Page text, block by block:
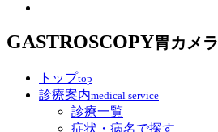
GASTROSCOPY胃カメラ
トップtop
診療案内medical service
診療一覧
症状・病名で探す